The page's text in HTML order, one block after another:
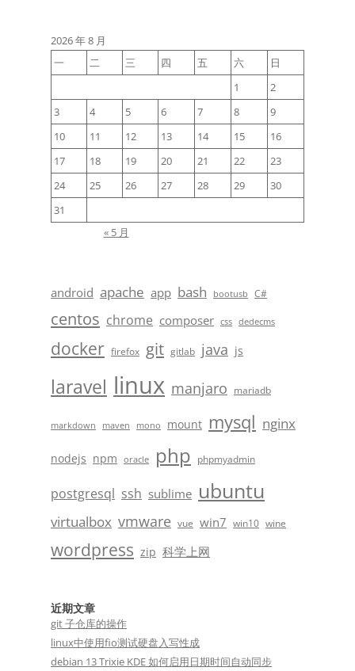
2026 年 8 月
一
二 三 四 五 六
日
1
2
3
4 5 6 7 8
9
10
11 12 13 14 15
16
17
18 19 20 21 22
23
24
25 26 27 28 29
30
31
« 5 月
android apache app bash bootusb C#
centos chrome composer css dedecms
docker firefox git gitlab java js
laravel linux manjaro mariadb
markdown maven mono mount mysql nginx
nodejs npm oracle php phpmyadmin
postgresql ssh sublime ubuntu
virtualbox vmware vue win7 win10 wine
wordpress zip 科学上网
近期文章
git 子仓库的操作
linux中使用fio测试硬盘入写性成
debian 13 Trixie KDE 如何启用日期时间自动同步